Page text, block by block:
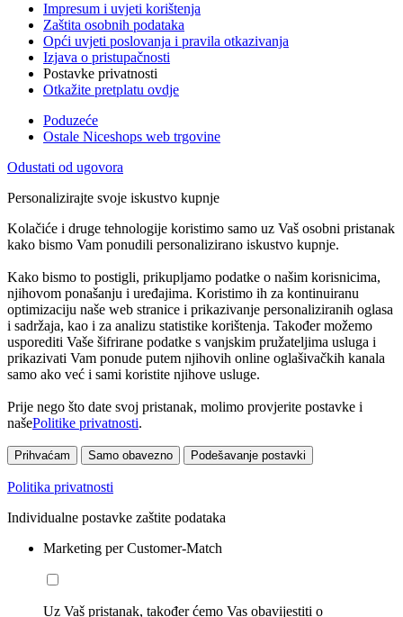
Impresum i uvjeti korištenja
Zaštita osobnih podataka
Opći uvjeti poslovanja i pravila otkazivanja
Izjava o pristupačnosti
Postavke privatnosti
Otkažite pretplatu ovdje
Poduzeće
Ostale Niceshops web trgovine
Odustati od ugovora
Personalizirajte svoje iskustvo kupnje
Kolačiće i druge tehnologije koristimo samo uz Vaš osobni pristanak
kako bismo Vam ponudili personalizirano iskustvo kupnje.
Kako bismo to postigli, prikupljamo podatke o našim korisnicima,
njihovom ponašanju i uređajima. Koristimo ih za kontinuiranu
optimizaciju naše web stranice i prikazivanje personaliziranih oglasa
i sadržaja, kao i za analizu statistike korištenja. Također možemo
usporediti Vaše šifrirane podatke s vanjskim pružateljima usluga i
prikazivati Vam ponude putem njihovih online oglašivačkih kanala
samo ako već i sami koristite njihove usluge.
Prije nego što date svoj pristanak, molimo provjerite postavke i
našePolitike privatnosti.
Prihvaćam Samo obavezno Podešavanje postavki
Politika privatnosti
Individualne postavke zaštite podataka
Marketing per Customer-Match
Uz Vaš pristanak, također ćemo Vas obavijestiti o